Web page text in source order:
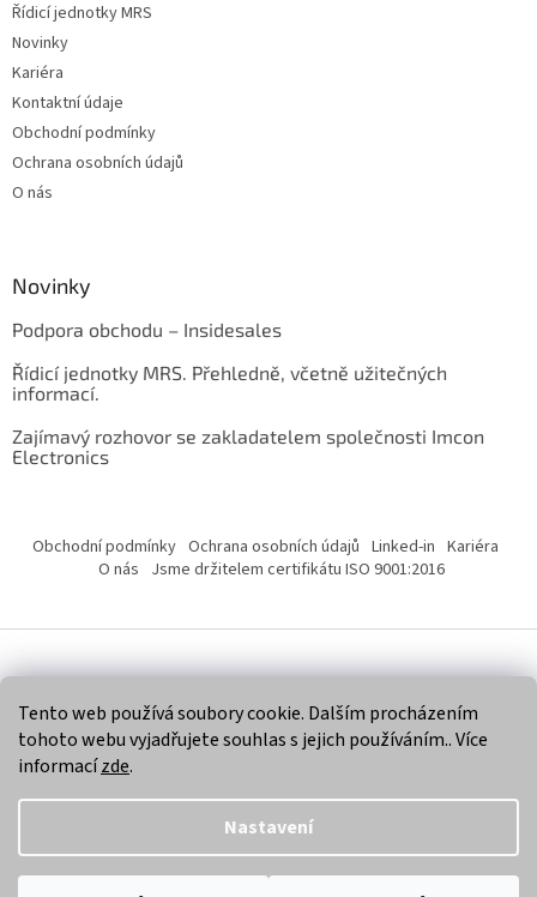
Tento web používá soubory cookie. Dalším procházením
tohoto webu vyjadřujete souhlas s jejich používáním.. Více
informacízde.
Nastavení
Řídicí jednotky MRS
Novinky
Kariéra
Kontaktní údaje
Obchodní podmínky
Ochrana osobních údajů
O nás
Novinky
Podpora obchodu – Insidesales
Řídicí jednotky MRS. Přehledně, včetně užitečných
informací.
Zajímavý rozhovor se zakladatelem společnosti Imcon
Electronics
Obchodní podmínky Ochrana osobních údajů Linked-in Kariéra
O nás Jsme držitelem certifikátu ISO 9001:2016
Copyright 2026